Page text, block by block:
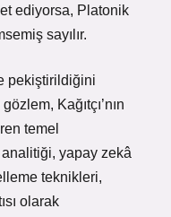
ediyorsa, Platonik
sayılır.
pekiştirildiğini
Kağıtçı’nın
temel
yapay zekâ
teknikleri,
olarak